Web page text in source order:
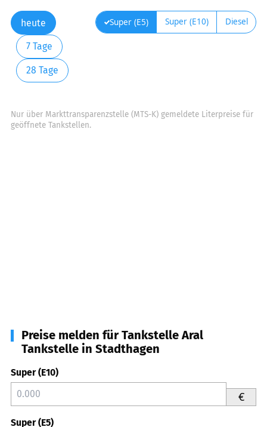
heute
7 Tage
28 Tage
Super (E5) Super (E10) Diesel
Nur über Markttransparenzstelle (MTS-K) gemeldete Literpreise für
geöffnete Tankstellen.
Preise melden für Tankstelle Aral
Tankstelle in Stadthagen
Super (E10)
€
Super (E5)